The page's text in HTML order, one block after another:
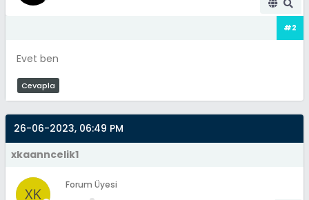
#2
Evet ben
Cevapla
26-06-2023, 06:49 PM
xkaanncelik1
Forum Üyesi